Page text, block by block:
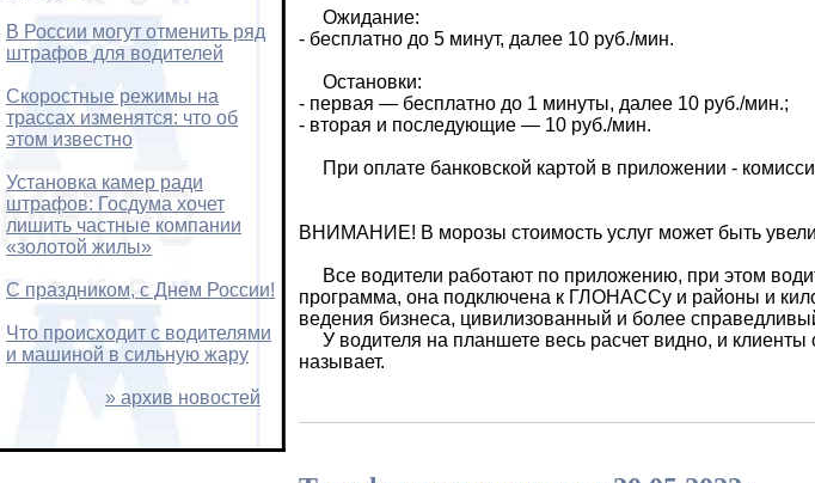
В России могут отменить ряд
штрафов для водителей
Скоростные режимы на
трассах изменятся: что об
этом известно
Установка камер ради
штрафов: Госдума хочет
лишить частные компании
«золотой жилы»
С праздником, с Днем России!
Что происходит с водителями
и машиной в сильную жару
» архив новостей
Ожидание:
- бесплатно до 5 минут, далее 10 руб./мин.
Остановки:
- первая — бесплатно до 1 минуты, далее 10 руб./мин.;
- вторая и последующие — 10 руб./мин.
При оплате банковской картой в приложении -
ВНИМАНИЕ! В морозы стоимость услуг может быть
Все водители работают по приложению, при этом
программа, она подключена к ГЛОНАССу и районы и
ведения бизнеса, цивилизованный и более
У водителя на планшете весь расчет видно, и клиенты
называет.